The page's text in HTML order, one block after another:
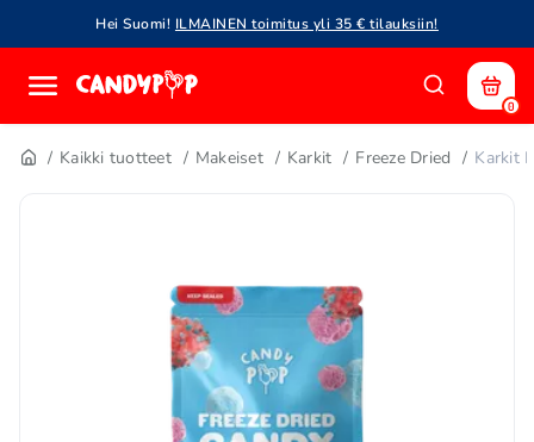
Hei Suomi! ILMAINEN toimitus yli 35 € tilauksiin!
0
Kaikki tuotteet Makeiset Karkit Freeze Dried Karkit